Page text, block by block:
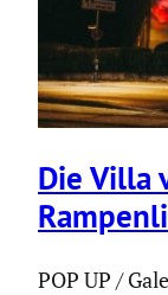
Die Villa
POP UP /